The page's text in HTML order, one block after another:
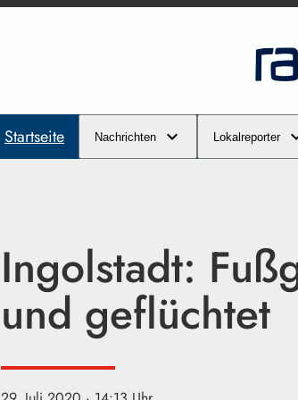
Startseite Nachrichten Lokalreporter
Ingolstadt:
und geflüchtet